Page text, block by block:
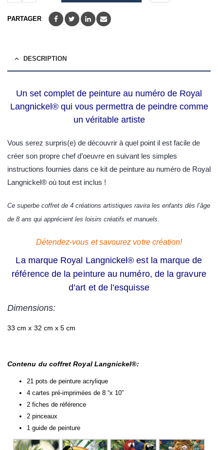
PARTAGER
DESCRIPTION
Un set complet de peinture au numéro de Royal
Langnickel® qui vous permettra de peindre comme
un véritable artiste
Vous serez surpris(e) de découvrir à quel point il est facile de
créer son propre chef d’oeuvre en suivant les simples
instructions fournies dans ce kit de peinture au numéro de Royal
Langnickel® où tout est inclus !
Ce superbe coffret de 4 créations artistiques ravira les enfants dès l’âge
de 8 ans qui apprécient les loisirs créatifs et manuels.
Détendez-vous et savourez votre création!
La marque Royal Langnickel® est la marque de
référence de la peinture au numéro, de la gravure
d’art et de l’esquisse
Dimensions:
33 cm x 32 cm x 5 cm
Contenu du coffret Royal Langnickel®:
21 pots de peinture acrylique
4 cartes pré-imprimées de 8 “x 10”
2 fiches de référence
2 pinceaux
1 guide de peinture